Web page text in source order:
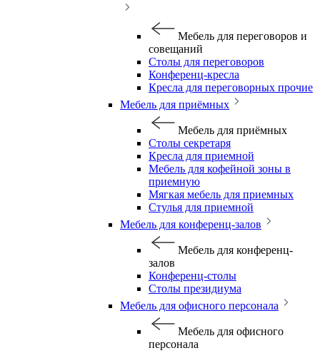
Мебель для переговоров и
совещаний
Столы для переговоров
Конференц-кресла
Кресла для переговорных прочие
Мебель для приёмных
Мебель для приёмных
Столы секретаря
Кресла для приемной
Мебель для кофейной зоны в
приемную
Мягкая мебель для приемных
Стулья для приемной
Мебель для конференц-залов
Мебель для конференц-
залов
Конференц-столы
Столы президиума
Мебель для офисного персонала
Мебель для офисного
персонала